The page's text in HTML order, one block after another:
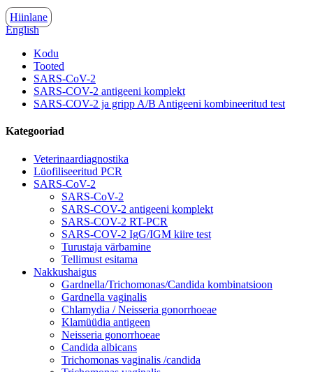
Hiinlane
English
Kodu
Tooted
SARS-CoV-2
SARS-COV-2 antigeeni komplekt
SARS-COV-2 ja gripp A/B Antigeeni kombineeritud test
Kategooriad
Veterinaardiagnostika
Lüofiliseeritud PCR
SARS-CoV-2
SARS-CoV-2
SARS-COV-2 antigeeni komplekt
SARS-COV-2 RT-PCR
SARS-COV-2 IgG/IGM kiire test
Turustaja värbamine
Tellimust esitama
Nakkushaigus
Gardnella/Trichomonas/Candida kombinatsioon
Gardnella vaginalis
Chlamydia / Neisseria gonorrhoeae
Klamüüdia antigeen
Neisseria gonorrhoeae
Candida albicans
Trichomonas vaginalis /candida